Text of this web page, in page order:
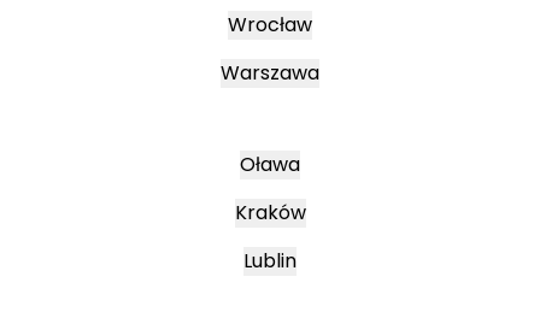
Wrocław
Warszawa
Oława
Kraków
Lublin